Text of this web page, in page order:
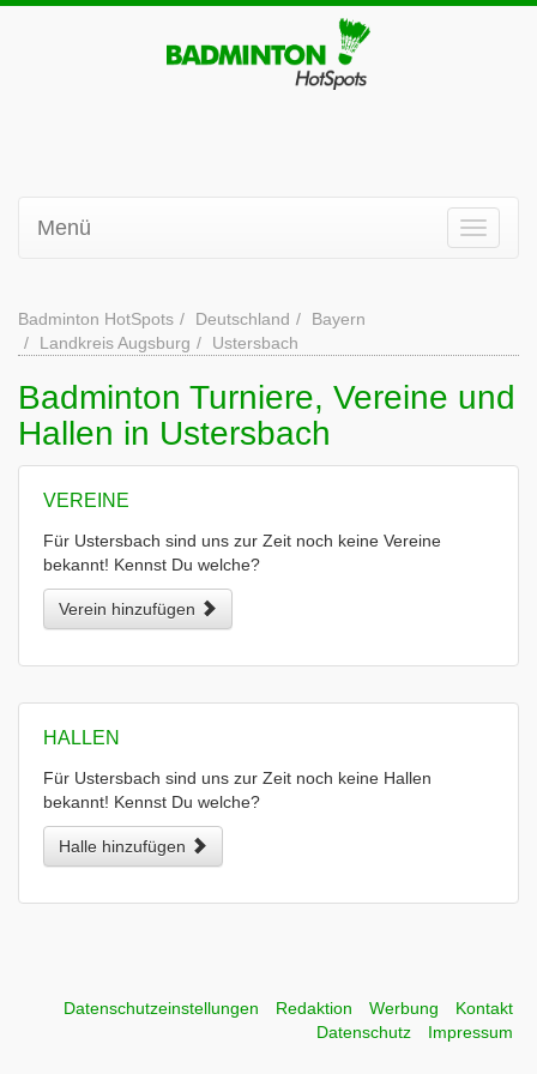
Menü
Badminton HotSpots Deutschland
Bayern
Landkreis Augsburg
Ustersbach
Badminton Turniere, Vereine und
Hallen in Ustersbach
VEREINE
Für Ustersbach sind uns zur Zeit noch keine Vereine
bekannt! Kennst Du welche?
Verein hinzufügen
HALLEN
Für Ustersbach sind uns zur Zeit noch keine Hallen
bekannt! Kennst Du welche?
Halle hinzufügen
Datenschutzeinstellungen Redaktion Werbung
Kontakt
Datenschutz
Impressum